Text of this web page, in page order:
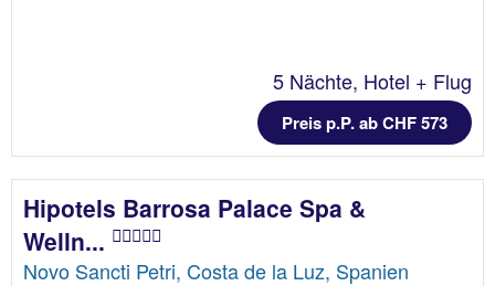
5 Nächte, Hotel + Flug
Preis p.P. ab CHF 573
Hipotels Barrosa Palace Spa &
Welln...
Novo Sancti Petri, Costa de la Luz, Spanien